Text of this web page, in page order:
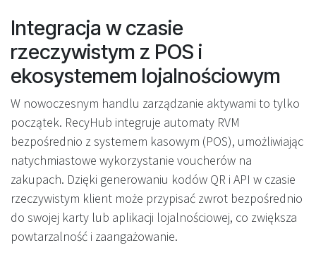
Integracja w czasie
rzeczywistym z POS i
ekosystemem lojalnościowym
W nowoczesnym handlu zarządzanie aktywami to tylko
początek. RecyHub integruje automaty RVM
bezpośrednio z systemem kasowym (POS), umożliwiając
natychmiastowe wykorzystanie voucherów na
zakupach. Dzięki generowaniu kodów QR i API w czasie
rzeczywistym klient może przypisać zwrot bezpośrednio
do swojej karty lub aplikacji lojalnościowej, co zwiększa
powtarzalność i zaangażowanie.